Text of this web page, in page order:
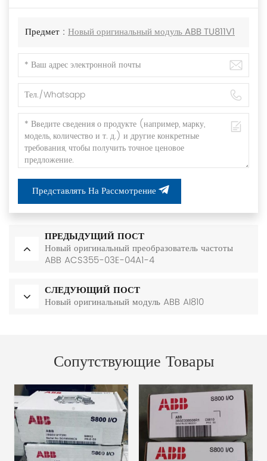
Предмет : Новый оригинальный модуль ABB TU811V1
Представлять На Рассмотрение
ПРЕДЫДУЩИЙ ПОСТ
Новый оригинальный преобразователь частоты
ABB ACS355-03E-04A1-4
СЛЕДУЮЩИЙ ПОСТ
Новый оригинальный модуль ABB AI810
Сопутствующие Товары